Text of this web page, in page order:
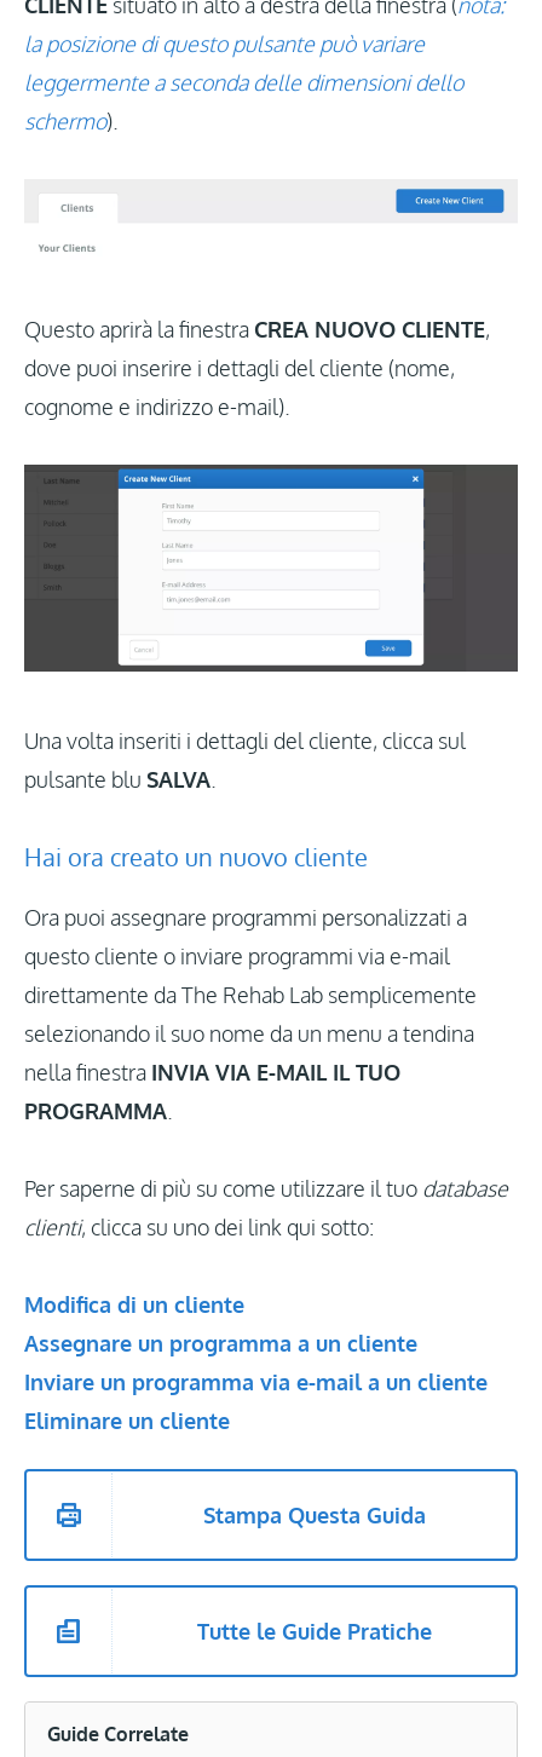
la posizione di questo pulsante può variare
leggermente a seconda delle dimensioni dello
schermo).
Questo aprirà la finestra CREA NUOVO CLIENTE,
dove puoi inserire i dettagli del cliente (nome,
cognome e indirizzo e-mail).
Una volta inseriti i dettagli del cliente, clicca sul
pulsante blu SALVA
Hai ora creato un nuovo cliente
Ora puoi assegnare programmi personalizzati a
questo cliente o inviare programmi via e-mail
direttamente da The Rehab Lab semplicemente
selezionando il suo nome da un menu a tendina
nella finestra INVIA VIA E-MAIL IL TUO
PROGRAMMA
Per saperne di più su come utilizzare il tuo database
clienti, clicca su uno dei link qui sotto:
Modifica di un cliente
Assegnare un programma a un cliente
Inviare un programma via e-mail a un cliente
Eliminare un cliente
Stampa Questa Guida
Tutte le Guide Pratiche
Guide Correlate